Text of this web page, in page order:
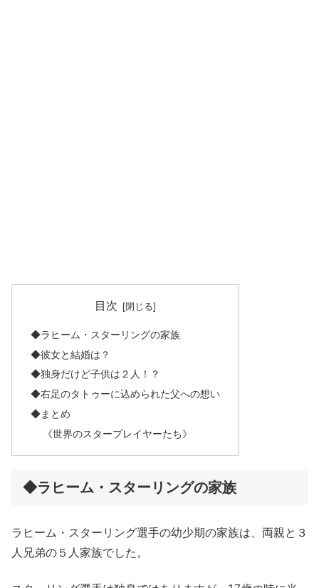
目次
◆ラヒーム・スターリングの家族
◆彼女と結婚は？
◆独身だけど子供は２人！？
◆右足のタトゥーに込められた父への想い
◆まとめ
《世界のスタープレイヤーたち》
◆ラヒーム・スターリングの家族
ラヒーム・スターリング選手の幼少期の家族は、両親と３
人兄弟の５人家族でした。